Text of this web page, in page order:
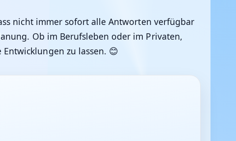
nicht immer sofort alle Antworten verfügbar
Ob im Berufsleben oder im Privaten,
zu lassen. 😊